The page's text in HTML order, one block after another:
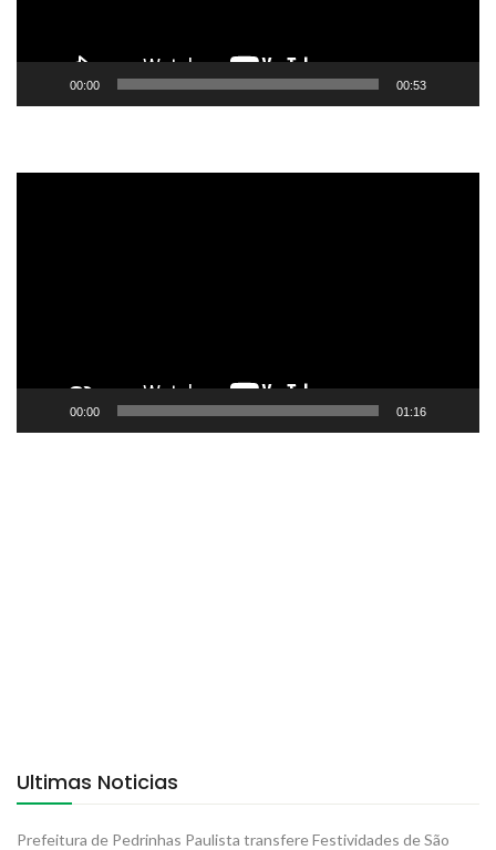
00:00 00:53
00:00 01:16
Ultimas Noticias
Prefeitura de Pedrinhas Paulista transfere Festividades de São